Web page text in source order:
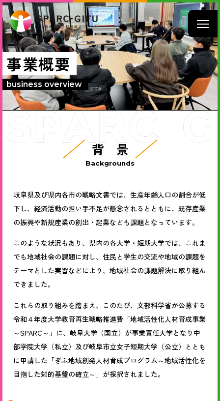
事業概要
business overview
背 景
Backgrounds
岐阜県及び県内各市の戦略文書では、生産年齢人口の割合が低
下し、経済活動の担い手不足が懸念されるとともに、既存産業
の振興や新規産業の創出・起業なども課題となっています。
このような状況もあり、県内の各大学・短期大学では、これま
でも地域社会の課題に対し、住民と学生の交流や地域の課題を
テーマとした実習などにより、地域社会の課題解決に取り組ん
できました。
これらの取り組みを踏まえ、このたび、文部科学省が公募する
令和４年度大学教育再生戦略推進費「地域活性化人材育成事業
～SPARC～」に、岐阜大学（国立）が事業責任大学となり中
部学院大学（私立）及び岐阜市立女子短期大学（公立）ととも
に申請した「ぎふ地域創発人材育成プログラム～地域活性化を
目指した知的基盤の確立～」が採択されました。